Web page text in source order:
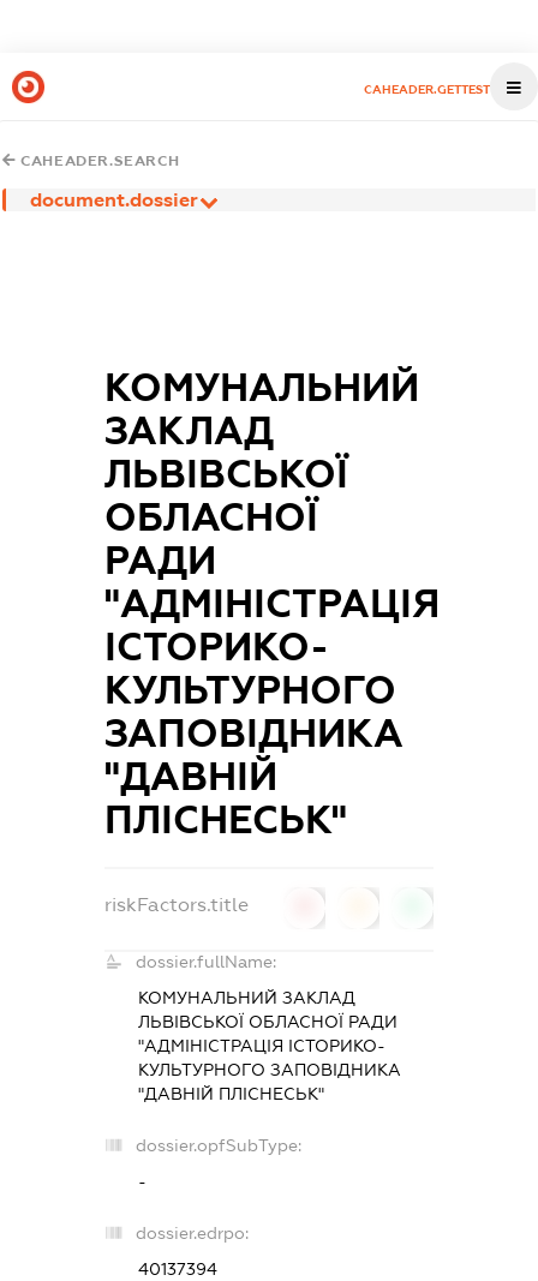
CAHEADER.GETTEST
CAHEADER.SEARCH
document.dossier
КОМУНАЛЬНИЙ
ЗАКЛАД
ЛЬВІВСЬКОЇ
ОБЛАСНОЇ
РАДИ
"АДМІНІСТРАЦІЯ
ІСТОРИКО-
КУЛЬТУРНОГО
ЗАПОВІДНИКА
"ДАВНІЙ
ПЛІСНЕСЬК"
riskFactors.title
dossier.fullName:
КОМУНАЛЬНИЙ ЗАКЛАД
ЛЬВІВСЬКОЇ ОБЛАСНОЇ РАДИ
"АДМІНІСТРАЦІЯ ІСТОРИКО-
КУЛЬТУРНОГО ЗАПОВІДНИКА
"ДАВНІЙ ПЛІСНЕСЬК"
dossier.opfSubType:
-
dossier.edrpo:
40137394